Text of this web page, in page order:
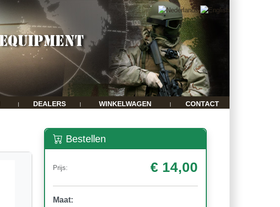
| DEALERS | WINKELWAGEN | CONTACT
Bestellen
Prijs: € 14,00
Maat: